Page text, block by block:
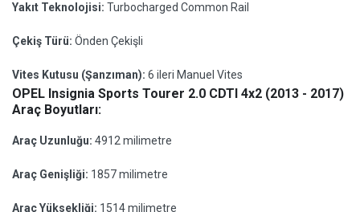
Yakıt Teknolojisi: Turbocharged Common Rail
Çekiş Türü: Önden Çekişli
Vites Kutusu (Şanzıman): 6 ileri Manuel Vites
OPEL Insignia Sports Tourer 2.0 CDTI 4x2 (2013 - 2017)
Araç Boyutları:
Araç Uzunluğu: 4912 milimetre
Araç Genişliği: 1857 milimetre
Araç Yüksekliği: 1514 milimetre